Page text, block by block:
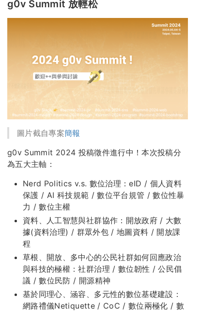
g0v Summit 放輕松
圖片截自專案簡報
g0v Summit 2024 投稿徵件進行中！本次投稿分
為五大主軸：
Nerd Politics v.s. 數位治理：eID / 個人資料
保護 / AI 科技規範 / 數位平台規管 / 數位性暴
力 / 數位主權
資料、人工智慧與社群協作：開放政府 / 大數
據(資料治理) / 群眾外包 / 地圖資料 / 開放課
程
草根、開放、多中心的公民社群如何回應政治
與科技的極權：社群治理 / 數位韌性 / 公民倡
議 / 數位民防 / 開源精神
基於同理心、涵容、多元性的數位基礎建設：
網路禮儀Netiquette / CoC / 數位兩極化 / 數